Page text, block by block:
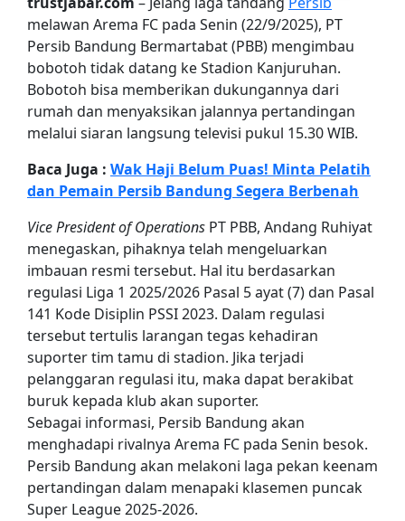
melawan Arema FC pada Senin (22/9/2025), PT
Persib Bandung Bermartabat (PBB) mengimbau
bobotoh tidak datang ke Stadion Kanjuruhan.
Bobotoh bisa memberikan dukungannya dari
rumah dan menyaksikan jalannya pertandingan
melalui siaran langsung televisi pukul 15.30 WIB.
Baca Juga : Wak Haji Belum Puas! Minta Pelatih
dan Pemain Persib Bandung Segera Berbenah
Vice President of Operations PT PBB, Andang Ruhiyat
menegaskan, pihaknya telah mengeluarkan
imbauan resmi tersebut. Hal itu berdasarkan
regulasi Liga 1 2025/2026 Pasal 5 ayat (7) dan Pasal
141 Kode Disiplin PSSI 2023. Dalam regulasi
tersebut tertulis larangan tegas kehadiran
suporter tim tamu di stadion. Jika terjadi
pelanggaran regulasi itu, maka dapat berakibat
buruk kepada klub akan suporter.
Sebagai informasi, Persib Bandung akan
menghadapi rivalnya Arema FC pada Senin besok.
Persib Bandung akan melakoni laga pekan keenam
pertandingan dalam menapaki klasemen puncak
Super League 2025-2026.